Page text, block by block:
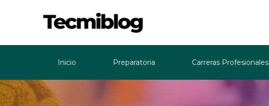
Inicio Preparatoria Carreras Profesionales